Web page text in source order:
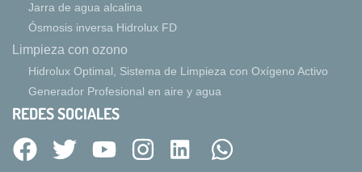
Jarra de agua alcalina
Ósmosis inversa Hidrolux FD
Limpieza con ozono
Hidrolux Optimal, Sistema de Limpieza con Oxígeno Activo
Generador Profesional en aire y agua
REDES SOCIALES